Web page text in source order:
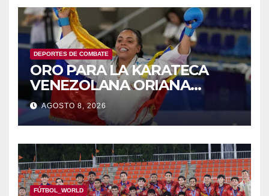
DEPORTES DE COMBATE
ORO PARA LA KARATECA
VENEZOLANA ORIANA
RODRÍGUEZ
AGOSTO 8, 2026
FÚTBOL_WORLD